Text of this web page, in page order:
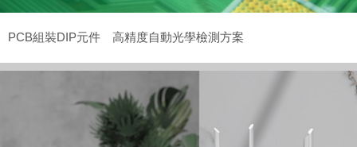
PCB組裝DIP元件 高精度自動光學檢測方案